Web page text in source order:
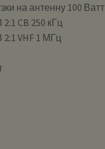
на антенну 100 Ватт
CB 250 кГц
VHF 1 МГц